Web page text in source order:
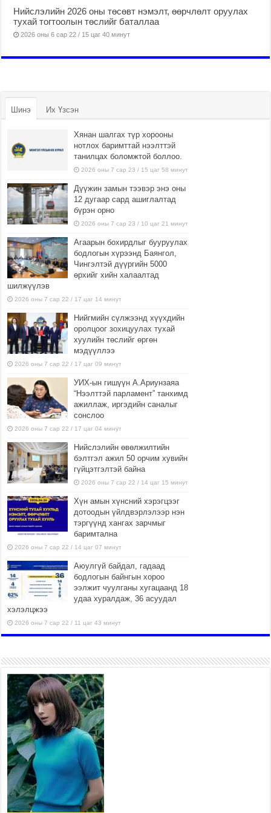
Нийслэлийн 2026 оны төсөвт нэмэлт, өөрчлөлт оруулах
тухай тогтоолын төслийг баталлаа
2026 оны 6 сар 22 / 15 цаг 40 минут
Шинэ Их Үзсэн
Хянан шалгах түр хорооны
нотлох баримттай нээлттэй
танилцах боломжтой боллоо.
2026 оны 7 сар 23 / 15 цаг 58 минут
Дүүжин замын тээвэр энэ оны
12 дугаар сард ашиглалтад
бүрэн орно
2026 оны 7 сар 23 / 10 цаг 21 минут
Агаарын бохирдлыг бууруулах
бодлогын хүрээнд Баянгол,
Чингэлтэй дүүргийн 5000
өрхийг хийн халаалтад
шилжүүлэв
2026 оны 7 сар 22 / 17 цаг 14 минут
Нийгмийн сүлжээнд хүүхдийн
оролцоог зохицуулах тухай
хуулийн төслийг өргөн
мэдүүллээ
2026 оны 7 сар 22 / 17 цаг 09 минут
УИХ-ын гишүүн А.Ариунзаяа
“Нээлттэй парламент” танхимд
ажиллаж, иргэдийн саналыг
сонслоо
2026 оны 7 сар 22 / 17 цаг 04 минут
Нийслэлийн өвөлжилтийн
бэлтгэл ажил 50 орчим хувийн
гүйцэтгэлтэй байна
2026 оны 7 сар 22 / 14 цаг 15 минут
Хүн амын хүнсний хэрэгцээг
дотоодын үйлдвэрлэлээр нэн
тэргүүнд хангах зарчмыг
баримтална
2026 оны 7 сар 22 / 14 цаг 07 минут
Аюулгүй байдал, гадаад
бодлогын байнгын хороо
ээлжит чуулганы хугацаанд 18
удаа хуралдаж, 36 асуудал
хэлэлцжээ
2026 оны 7 сар 22 / 11 цаг 43 минут
боломжтой-Хүүхэд хөгжүүлэх
төв” байгуулах төсөлд төр,
хувийн хэвшлийн түншлэлийн хүрээнд хамтран
ажиллахыг урьж байна
2026 оны 7 сар 22 / 9 цаг 28 минут
Б.Пүрэвдагва: “Урт цагаан”-ыг
залуучууд чөлөөт цагаа
өнгөрүүлдэг, жуулчид зорьж
ирдэг цэг болгоно
2026 оны 7 сар 21 / 16 цаг 47 минут
Тусгай замын автобус /BRT/ төслийн удирдах
хорооны ээлжит хуралдаан боллоо